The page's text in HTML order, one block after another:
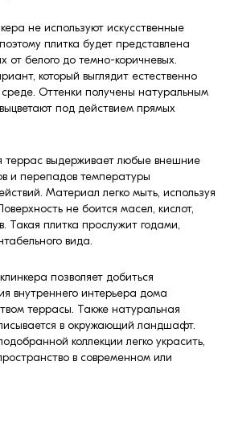
не используют искусственные
плитка будет представлена
от белого до темно-коричневых.
который выглядит естественно
Оттенки получены натуральным
под действием прямых
террас выдерживает любые внешние
и перепадов температуры
Материал легко мыть, используя
не боится масел, кислот,
Такая плитка прослужит годами,
вида.
позволяет добиться
внутреннего интерьера дома
террасы. Также натуральная
в окружающий ландшафт.
коллекции легко украсить,
в современном или